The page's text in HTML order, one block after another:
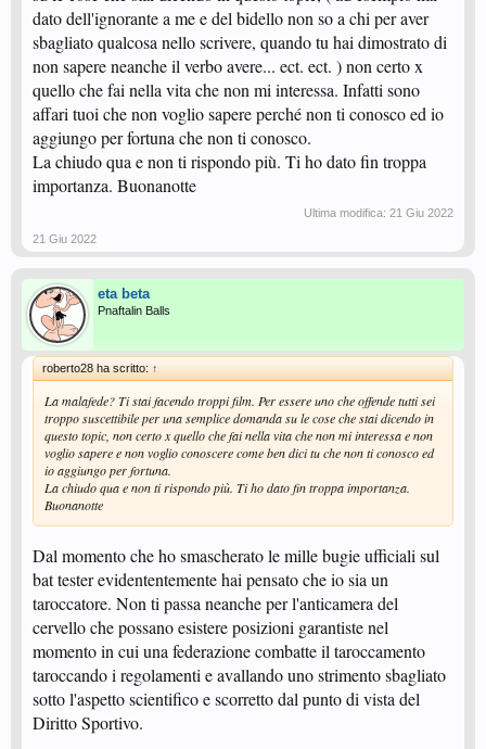
dato dell'ignorante a me e del bidello non so a chi per aver
sbagliato qualcosa nello scrivere, quando tu hai dimostrato di
non sapere neanche il verbo avere... ect. ect. ) non certo x
quello che fai nella vita che non mi interessa. Infatti sono
affari tuoi che non voglio sapere perché non ti conosco ed io
aggiungo per fortuna che non ti conosco.
La chiudo qua e non ti rispondo più. Ti ho dato fin troppa
importanza. Buonanotte
Ultima modifica: 21 Giu 2022
21 Giu 2022
eta beta
Pnaftalin Balls
roberto28 ha scritto: ↑
La malafede? Ti stai facendo troppi film. Per essere uno che offende tutti sei
troppo suscettibile per una semplice domanda su le cose che stai dicendo in
questo topic, non certo x quello che fai nella vita che non mi interessa e non
voglio sapere e non voglio conoscere come ben dici tu che non ti conosco ed
io aggiungo per fortuna.
La chiudo qua e non ti rispondo più. Ti ho dato fin troppa importanza.
Buonanotte
Dal momento che ho smascherato le mille bugie ufficiali sul
bat tester evidententemente hai pensato che io sia un
taroccatore. Non ti passa neanche per l'anticamera del
cervello che possano esistere posizioni garantiste nel
momento in cui una federazione combatte il taroccamento
taroccando i regolamenti e avallando uno strimento sbagliato
sotto l'aspetto scientifico e scorretto dal punto di vista del
Diritto Sportivo.